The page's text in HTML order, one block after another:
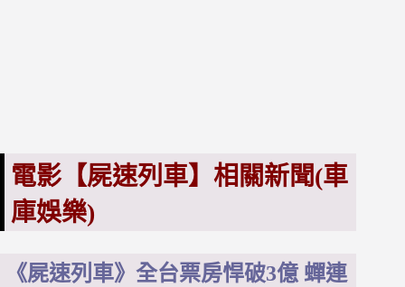
電影【屍速列車】相關新聞(車
庫娛樂)
《屍速列車》全台票房悍破3億 蟬連